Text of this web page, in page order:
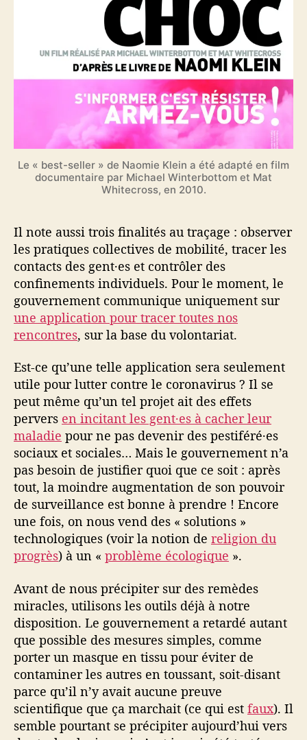
Le « best-seller » de Naomie Klein a été adapté en film
documentaire par Michael Winterbottom et Mat
Whitecross, en 2010.
Il note aussi trois finalités au traçage : observer
les pratiques collectives de mobilité, tracer les
contacts des gent·es et contrôler des
confinements individuels. Pour le moment, le
gouvernement communique uniquement sur
une application pour tracer toutes nos
rencontres, sur la base du volontariat.
Est-ce qu’une telle application sera seulement
utile pour lutter contre le coronavirus ? Il se
peut même qu’un tel projet ait des effets
pervers en incitant les gent·es à cacher leur
maladie pour ne pas devenir des pestiféré·es
sociaux et sociales… Mais le gouvernement n’a
pas besoin de justifier quoi que ce soit : après
tout, la moindre augmentation de son pouvoir
de surveillance est bonne à prendre ! Encore
une fois, on nous vend des « solutions »
technologiques (voir la notion de religion du
progrès) à un « problème écologique ».
Avant de nous précipiter sur des remèdes
miracles, utilisons les outils déjà à notre
disposition. Le gouvernement a retardé autant
que possible des mesures simples, comme
porter un masque en tissu pour éviter de
contaminer les autres en toussant, soit-disant
parce qu’il n’y avait aucune preuve
scientifique que ça marchait (ce qui est faux). Il
semble pourtant se précipiter aujourd’hui vers